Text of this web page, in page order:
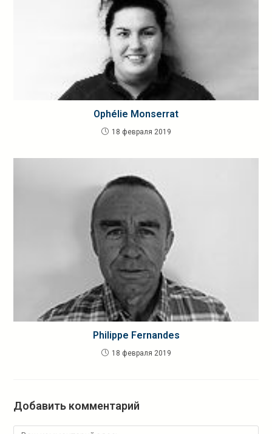
Ophélie Monserrat
18 февраля 2019
Philippe Fernandes
18 февраля 2019
Добавить комментарий